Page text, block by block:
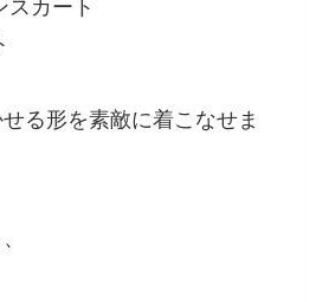
スカート
る形を素敵に着こなせま